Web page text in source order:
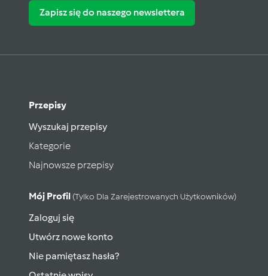
Zapisz się do naszego newslettera
Przepisy
Wyszukaj przepisy
Kategorie
Najnowsze przepisy
Mój Profil (tylko Dla Zarejestrowanych Użytkowników)
Zaloguj się
Utwórz nowe konto
Nie pamiętasz hasła?